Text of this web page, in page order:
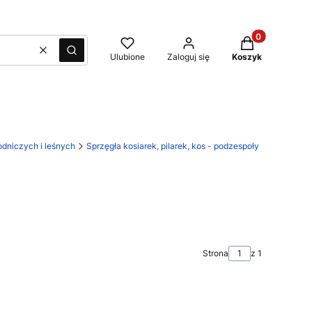
WyczyśćSzukaj Ulubione Zaloguj się
Produkty w
Koszyk
i leśnych
Sprzęgła kosiarek, pilarek, kos - podzespoły
Strona z 1